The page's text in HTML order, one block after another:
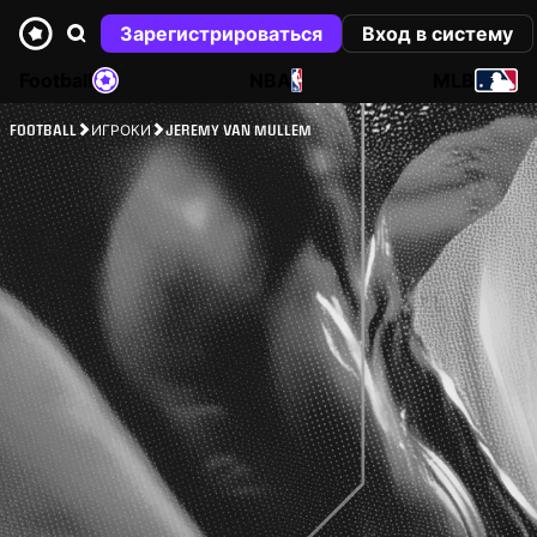
Зарегистрироваться
Вход в систему
NBA
FOOTBALL ИГРОКИ JEREMY VAN MULLEM